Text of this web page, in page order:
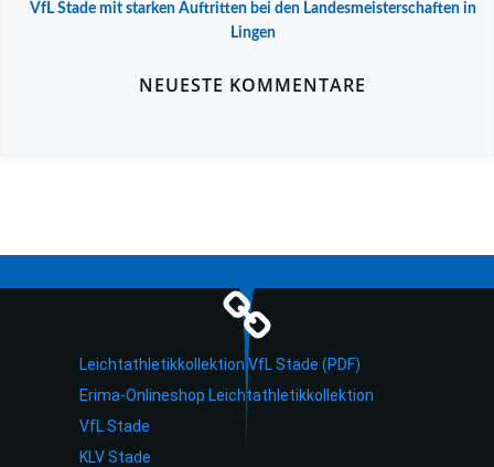
VfL Stade mit starken Auftritten bei den Landesmeisterschaften in
Lingen
NEUESTE KOMMENTARE
Leichtathletikkollektion VfL Stade (PDF)
Erima-Onlineshop Leichtathletikkollektion
VfL Stade
KLV Stade